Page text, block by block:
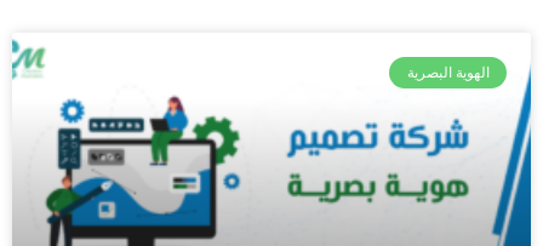
الهوية البصرية